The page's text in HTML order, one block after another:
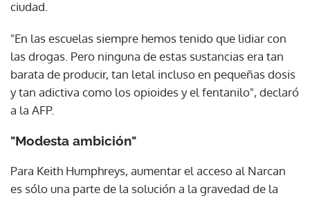
ciudad.
"En las escuelas siempre hemos tenido que lidiar con
las drogas. Pero ninguna de estas sustancias era tan
barata de producir, tan letal incluso en pequeñas dosis
y tan adictiva como los opioides y el fentanilo", declaró
a la AFP.
"Modesta ambición"
Para Keith Humphreys, aumentar el acceso al Narcan
es sólo una parte de la solución a la gravedad de la